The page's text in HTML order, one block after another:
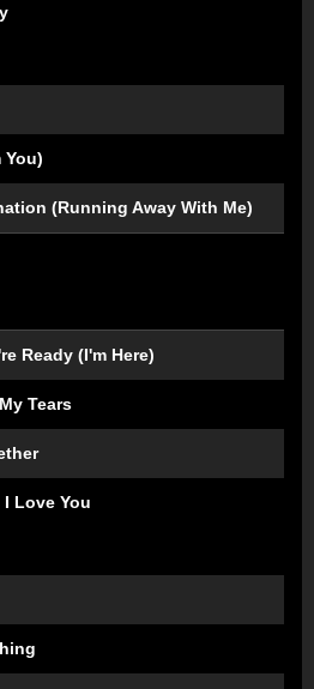
You)
(Running Away With Me)
Ready (I'm Here)
Tears
I Love You